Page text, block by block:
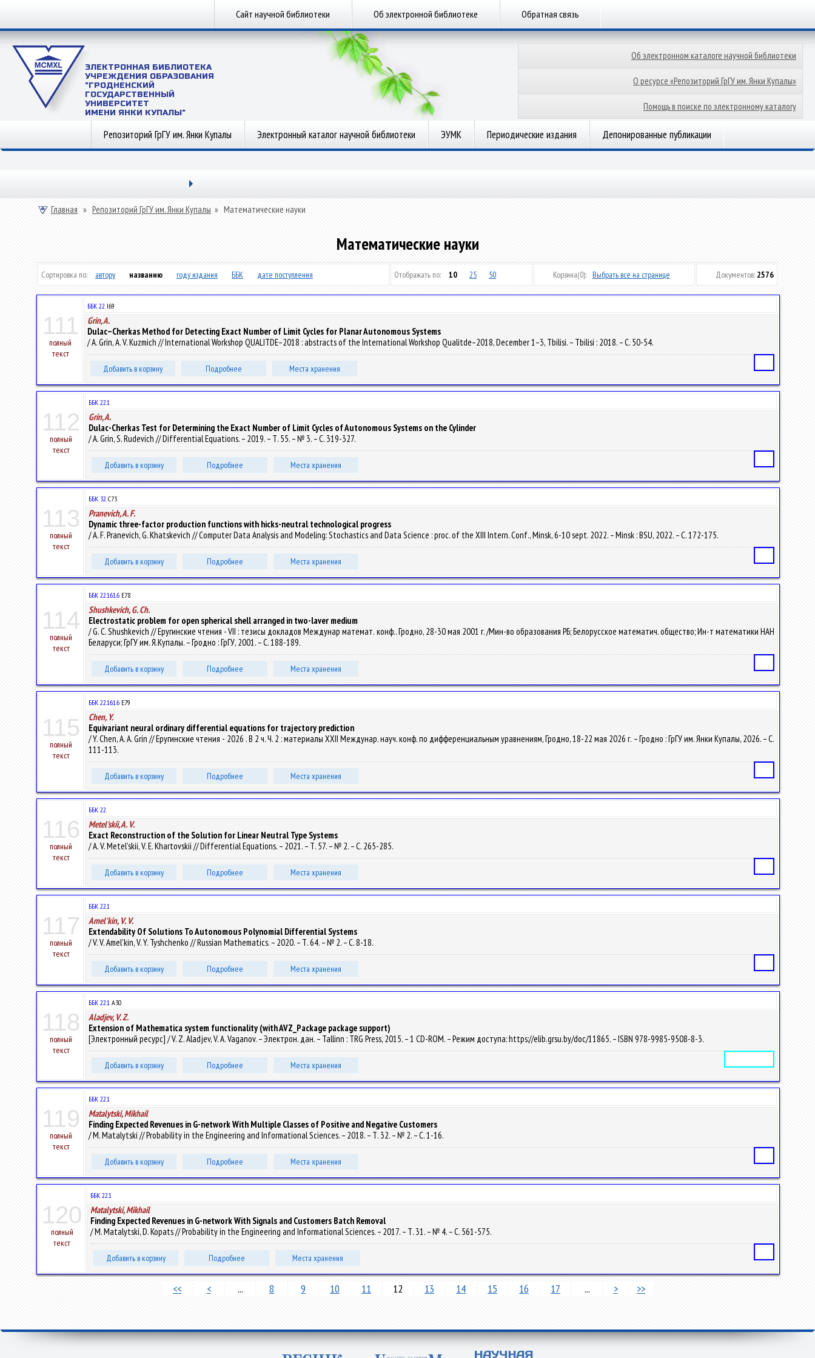
Сайт научной библиотеки Об электронной библиотеке Обратная связь
ЭЛЕКТРОННАЯ БИБЛИОТЕКА
УЧРЕЖДЕНИЯ ОБРАЗОВАНИЯ
"ГРОДНЕНСКИЙ
ГОСУДАРСТВЕННЫЙ
УНИВЕРСИТЕТ
ИМЕНИ ЯНКИ КУПАЛЫ"
Об электронном каталоге научной библиотеки
О ресурсе «Репозиторий ГрГУ им. Янки Купалы»
Помощь в поиске по электронному каталогу
Репозиторий ГрГУ им. Янки Купалы Электронный каталог научной библиотеки ЭУМК Периодические издания Депонированные публикации
Главная » Репозиторий ГрГУ им. Янки Купалы » Математические науки
Математические науки
Сортировка по: автору названию году издания ББК дате поступления Отображать по: 10 25 50 Корзина(0): Выбрать все на странице Документов: 2576
111
полный
текст
ББК 22.I69
Grin, A.
Dulac–Cherkas Method for Detecting Exact Number of Limit Cycles for Planar Autonomous Systems
/ A. Grin, A. V. Kuzmich // International Workshop QUALITDE–2018 : abstracts of the International Workshop Qualitde–2018, December 1–3, Tbilisi. – Tbilisi : 2018. – С. 50-54.
Добавить в корзину Подробнее Места хранения
112
полный
текст
ББК 22.1
Grin, A.
Dulac-Cherkas Test for Determining the Exact Number of Limit Cycles of Autonomous Systems on the Cylinder
/ A. Grin, S. Rudevich // Differential Equations. – 2019. – Т. 55. – № 3. – С. 319-327.
Добавить в корзину Подробнее Места хранения
113
полный
текст
ББК 32.С73
Pranevich, A. F.
Dynamic three-factor production functions with hicks-neutral technological progress
/ A. F. Pranevich, G. Khatskevich // Computer Data Analysis and Modeling: Stochastics and Data Science : proc. of the XIII Intern. Conf., Minsk, 6-10 sept. 2022. – Minsk : BSU, 2022. – С. 172-175.
Добавить в корзину Подробнее Места хранения
114
полный
текст
ББК 22.161.6 Е78
Shushkevich, G. Ch.
Electrostatic problem for open spherical shell arranged in two-laver medium
/ G. C. Shushkevich // Еругинские чтения - VII : тезисы докладов Междунар математ. конф.. Гродно, 28-30 мая 2001 г. /Мин-во образования РБ; Белорусское математич. общество; Ин-т математики НАН
Беларуси; ГрГУ им. Я.Купалы. – Гродно : ГрГУ, 2001. – С. 188-189.
Добавить в корзину Подробнее Места хранения
115
полный
текст
ББК 22.161.6 Е79
Chen, Y.
Equivariant neural ordinary differential equations for trajectory prediction
/ Y. Chen, A. A. Grin // Еругинские чтения - 2026 . В 2 ч. Ч. 2 : материалы XXII Междунар. науч. конф. по дифференциальным уравнениям, Гродно, 18-22 мая 2026 г. – Гродно : ГрГУ им. Янки Купалы, 2026. – С.
111-113.
Добавить в корзину Подробнее Места хранения
116
полный
текст
ББК 22.
Metel'skii, A. V.
Exact Reconstruction of the Solution for Linear Neutral Type Systems
/ A. V. Metel'skii, V. E. Khartovskii // Differential Equations. – 2021. – Т. 57. – № 2. – С. 265-285.
Добавить в корзину Подробнее Места хранения
117
полный
текст
ББК 22.1
Amel'kin, V. V.
Extendability Of Solutions To Autonomous Polynomial Differential Systems
/ V. V. Amel'kin, V. Y. Tyshchenko // Russian Mathematics. – 2020. – Т. 64. – № 2. – С. 8-18.
Добавить в корзину Подробнее Места хранения
118
полный
текст
ББК 22.1 А30
Aladjev, V. Z.
Extension of Mathematica system functionality (with AVZ_Package package support)
[Электронный ресурс] / V. Z. Aladjev, V. A. Vaganov. – Электрон. дан. – Tallinn : TRG Press, 2015. – 1 CD-ROM. – Режим доступа: https://elib.grsu.by/doc/11865. – ISBN 978-9985-9508-8-3.
Добавить в корзину Подробнее Места хранения
119
полный
текст
ББК 22.1
Matalytski, Mikhail
Finding Expected Revenues in G-network With Multiple Classes of Positive and Negative Customers
/ M. Matalytski // Probability in the Engineering and Informational Sciences. – 2018. – Т. 32. – № 2. – С. 1-16.
Добавить в корзину Подробнее Места хранения
120
полный
текст
ББК 22.1
Matalytski, Mikhail
Finding Expected Revenues in G-network With Signals and Customers Batch Removal
/ M. Matalytski, D. Kopats // Probability in the Engineering and Informational Sciences. – 2017. – Т. 31. – № 4. – С. 561-575.
Добавить в корзину Подробнее Места хранения
<< < ... 8 9 10 11 12 13 14 15 16 17 ... > >>